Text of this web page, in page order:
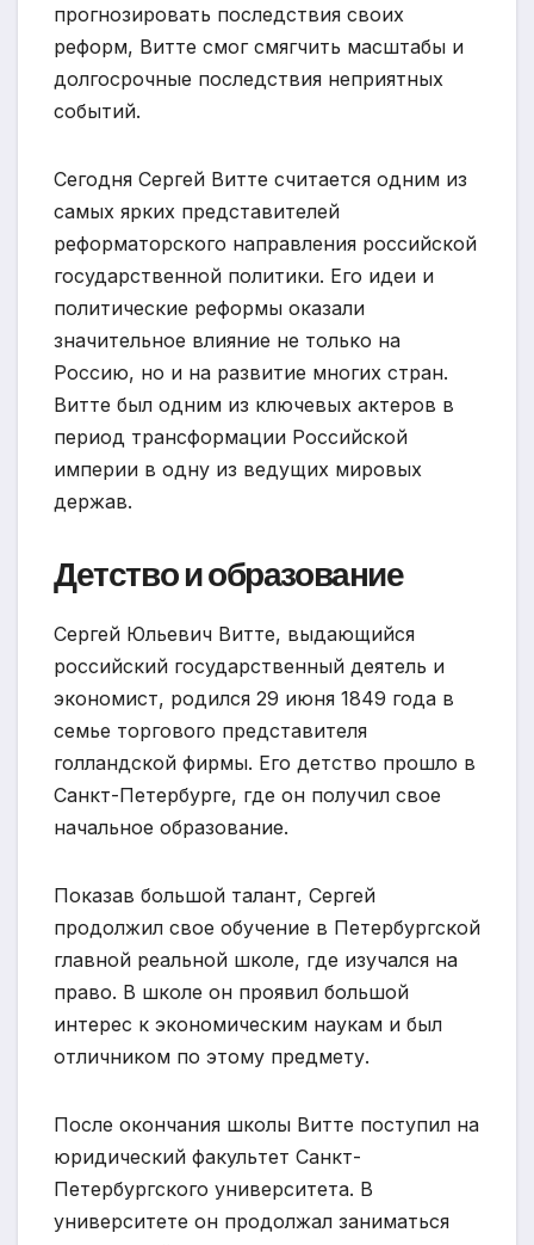
прогнозировать последствия своих
реформ, Витте смог смягчить масштабы и
долгосрочные последствия неприятных
событий.
Сегодня Сергей Витте считается одним из
самых ярких представителей
реформаторского направления российской
государственной политики. Его идеи и
политические реформы оказали
значительное влияние не только на
Россию, но и на развитие многих стран.
Витте был одним из ключевых актеров в
период трансформации Российской
империи в одну из ведущих мировых
держав.
Детство и образование
Сергей Юльевич Витте, выдающийся
российский государственный деятель и
экономист, родился 29 июня 1849 года в
семье торгового представителя
голландской фирмы. Его детство прошло в
Санкт-Петербурге, где он получил свое
начальное образование.
Показав большой талант, Сергей
продолжил свое обучение в Петербургской
главной реальной школе, где изучался на
право. В школе он проявил большой
интерес к экономическим наукам и был
отличником по этому предмету.
После окончания школы Витте поступил на
юридический факультет Санкт-
Петербургского университета. В
университете он продолжал заниматься